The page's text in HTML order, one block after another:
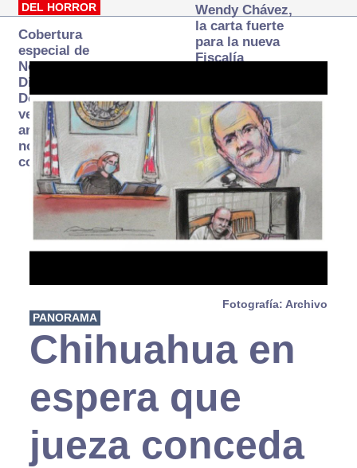
DEL HORROR
Cobertura
especial de
Norte
Digital:
Donde la
verdad
arde… pero
no se
consume
Wendy Chávez,
la carta fuerte
para la nueva
Fiscalía
Fotografía: Archivo
PANORAMA
Chihuahua en
espera que
jueza conceda